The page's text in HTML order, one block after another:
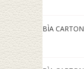
BÌA CARTON